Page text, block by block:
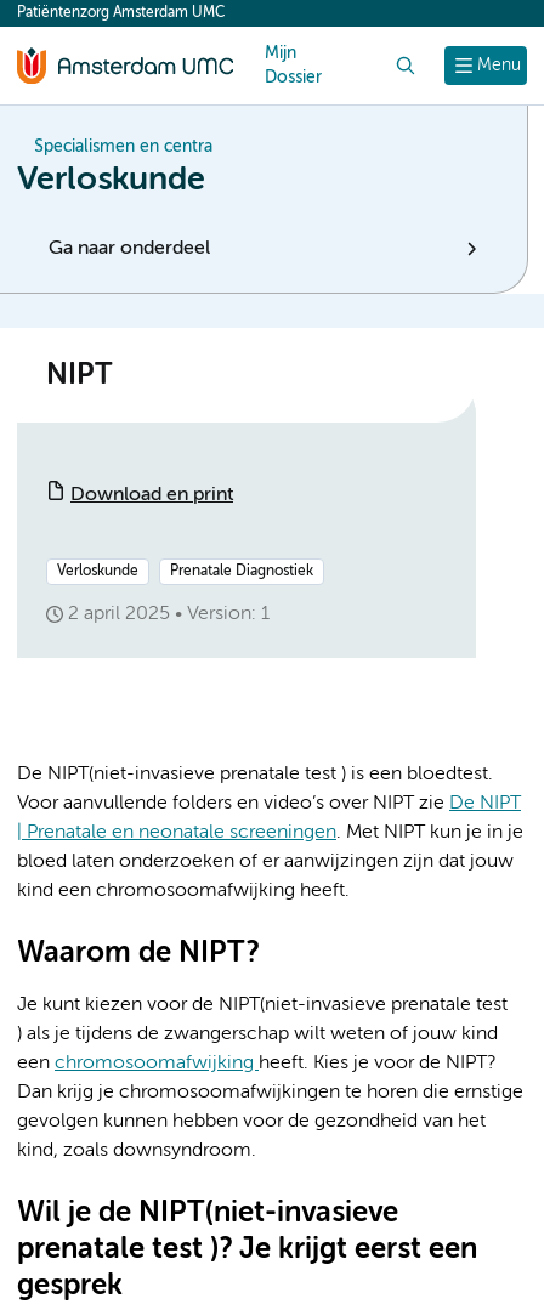
content
Menu
Patiëntenzorg Amsterdam UMC
Mijn
Dossier
Specialismen en centra
Verloskunde
Ga naar onderdeel
NIPT
Download en print
Verloskunde Prenatale Diagnostiek
2 april 2025 Version: 1
De NIPT(niet-invasieve prenatale test ) is een bloedtest.
Voor aanvullende folders en video’s over NIPT zie De NIPT
| Prenatale en neonatale screeningen. Met NIPT kun je in je
bloed laten onderzoeken of er aanwijzingen zijn dat jouw
kind een chromosoomafwijking heeft.
Waarom de NIPT?
Je kunt kiezen voor de NIPT(niet-invasieve prenatale test
) als je tijdens de zwangerschap wilt weten of jouw kind
een chromosoomafwijking heeft. Kies je voor de NIPT?
Dan krijg je chromosoomafwijkingen te horen die ernstige
gevolgen kunnen hebben voor de gezondheid van het
kind, zoals downsyndroom.
Wil je de NIPT(niet-invasieve
prenatale test )? Je krijgt eerst een
gesprek